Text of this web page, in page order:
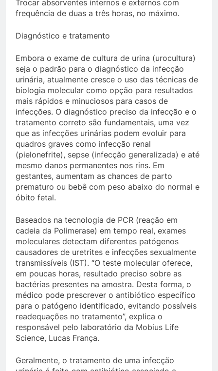
Trocar absorventes internos e externos com
frequência de duas a três horas, no máximo.
Diagnóstico e tratamento
Embora o exame de cultura de urina (urocultura)
seja o padrão para o diagnóstico da infecção
urinária, atualmente cresce o uso das técnicas de
biologia molecular como opção para resultados
mais rápidos e minuciosos para casos de
infecções. O diagnóstico preciso da infecção e o
tratamento correto são fundamentais, uma vez
que as infecções urinárias podem evoluir para
quadros graves como infecção renal
(pielonefrite), sepse (infecção generalizada) e até
mesmo danos permanentes nos rins. Em
gestantes, aumentam as chances de parto
prematuro ou bebê com peso abaixo do normal e
óbito fetal.
Baseados na tecnologia de PCR (reação em
cadeia da Polimerase) em tempo real, exames
moleculares detectam diferentes patógenos
causadores de uretrites e infecções sexualmente
transmissíveis (IST). “O teste molecular oferece,
em poucas horas, resultado preciso sobre as
bactérias presentes na amostra. Desta forma, o
médico pode prescrever o antibiótico específico
para o patógeno identificado, evitando possíveis
readequações no tratamento”, explica o
responsável pelo laboratório da Mobius Life
Science, Lucas França.
Geralmente, o tratamento de uma infecção